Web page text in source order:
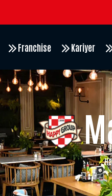
Franchise Kariyer